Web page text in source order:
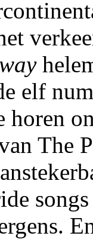
elf
The